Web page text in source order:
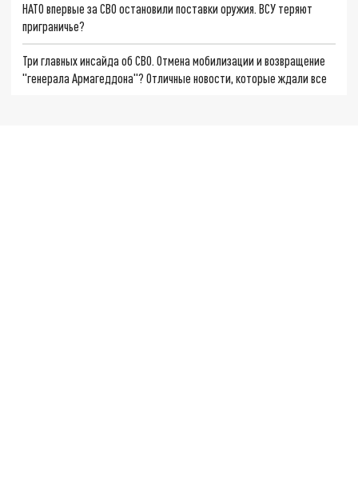
НАТО впервые за СВО остановили поставки оружия. ВСУ теряют
приграничье?
Три главных инсайда об СВО. Отмена мобилизации и возвращение
"генерала Армагеддона"? Отличные новости, которые ждали все